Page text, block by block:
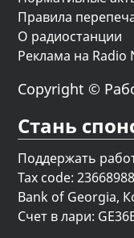
Правила
О радиостанции
Реклама на Radio
Copyright ©
Стань
Поддержать
Tax code:
Bank of Georgia,
Счет в лари: